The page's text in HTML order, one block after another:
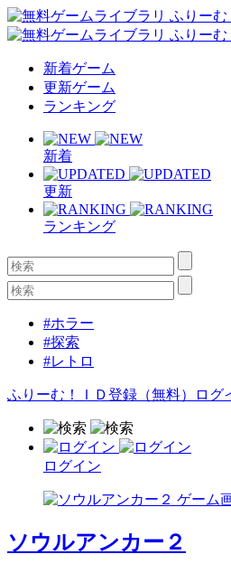
新着ゲーム
更新ゲーム
ランキング
新着
更新
ランキング
#ホラー
#探索
#レトロ
ふりーむ！ＩＤ登録（無料） ログ
ログイン
ソウルアンカー２